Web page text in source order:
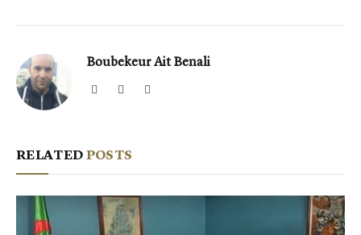
Boubekeur Ait Benali
WebsiteFacebook
RELATEDPOSTS